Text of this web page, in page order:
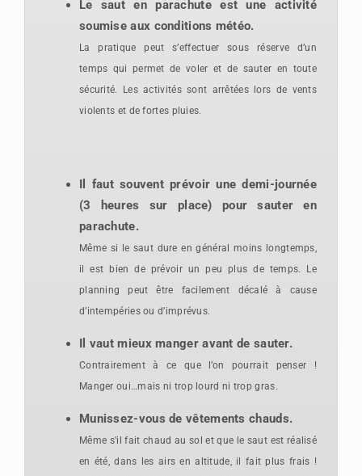
Le saut en parachute estune activité
soumise aux conditions météo.
La pratique peut s’effectuer sous réserve d’un
temps qui permet de voler et de sauter en toute
sécurité. Les activités sont arrêtées lors de vents
violents et de fortes pluies.
Il faut souvent prévoir une demi-journée
(3 heures sur place) pour sauter en
parachute.
Même si le saut dure en général moins longtemps,
il est bien de prévoir un peu plus de temps. Le
planning peut être facilement décalé à cause
d’intempéries ou d’imprévus.
Il vaut mieuxmanger avant de sauter.
Contrairement à ce que l’on pourrait penser !
Manger oui…mais ni trop lourd ni trop gras.
Munissez-vous de vêtements chauds.
Même s’il fait chaud au sol et que le saut est réalisé
en été, dans les airs en altitude, il fait plus frais !